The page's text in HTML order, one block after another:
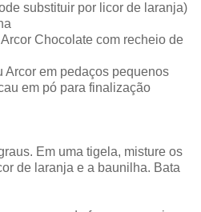
substituir por licor de laranja)
Chocolate com recheio de
Arcor em pedaços pequenos
em pó para finalização
Em uma tigela, misture os
de laranja e a baunilha. Bata